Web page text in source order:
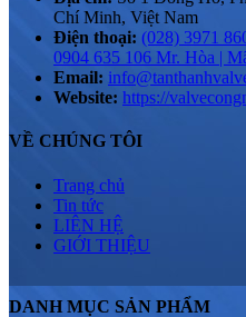
Chí Minh, Việt Nam
Điện thoại: (028) 3971
0904 635 106 Mr. Hòa |
Email:
Website: https://
VỀ CHÚNG TÔI
Trang chủ
Tin tức
LIÊN HỆ
GIỚI THIỆU
DANH MỤC SẢN PHẨM